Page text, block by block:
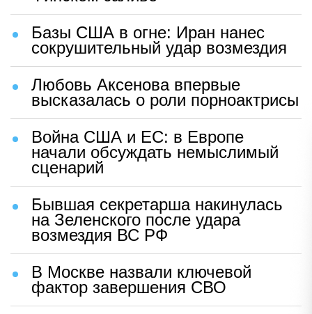
Базы США в огне: Иран нанес
сокрушительный удар возмездия
Любовь Аксенова впервые
высказалась о роли порноактрисы
Война США и ЕС: в Европе
начали обсуждать немыслимый
сценарий
Бывшая секретарша накинулась
на Зеленского после удара
возмездия ВС РФ
В Москве назвали ключевой
фактор завершения СВО